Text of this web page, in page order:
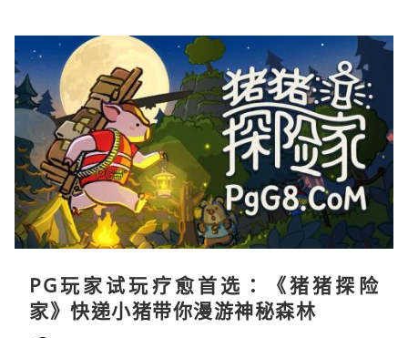
PG玩家试玩疗愈首选：《猪猪探险
家》快递小猪带你漫游神秘森林